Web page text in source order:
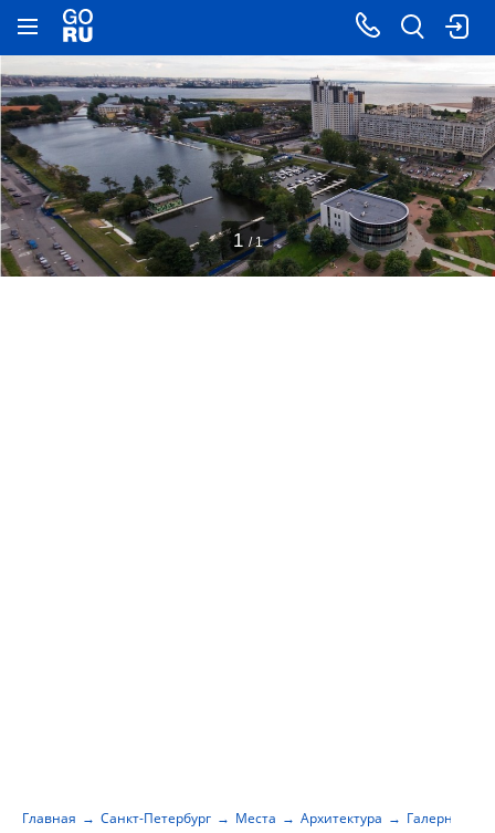
Главная Санкт-Петербург Места Архитектура Галерная
1 / 1